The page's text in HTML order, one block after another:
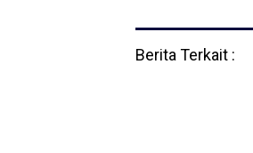
Berita Terkait :